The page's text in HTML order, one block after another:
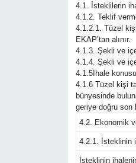
4.1. İsteklilerin
4.1.2. Teklif
4.1.2.1. Tüzel
EKAP’tan alınır.
4.1.3. Şekli ve
4.1.4. Şekli ve
4.1.5İhale
4.1.6 Tüzel kişi
bünyesinde
geriye doğru son
4.2. Ekonomik
4.2.1. İsteklinin
İsteklinin